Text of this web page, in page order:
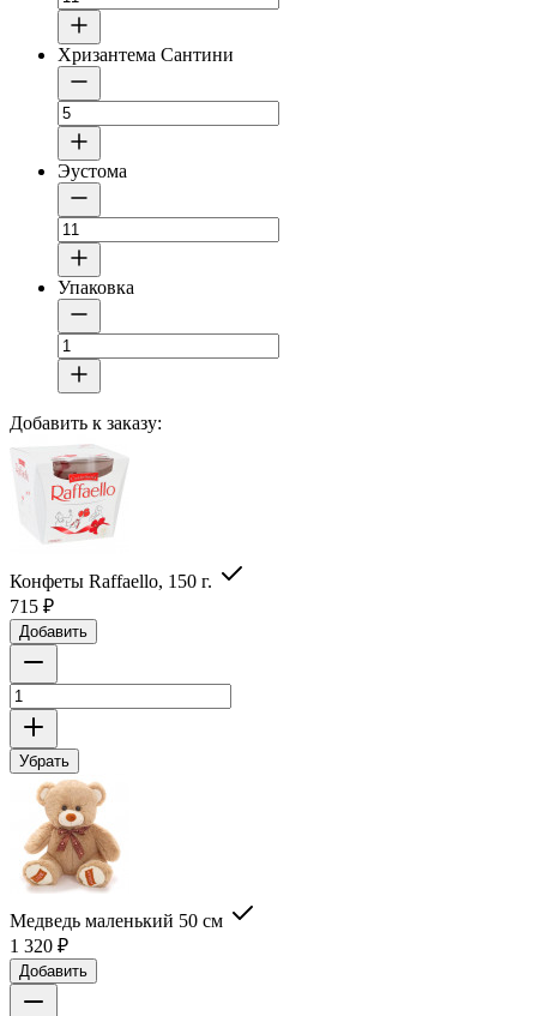
Хризантема Сантини
Эустома
Упаковка
Добавить к заказу:
Конфеты Raffaello, 150 г.
715 ₽
Добавить
Убрать
Медведь маленький 50 см
1 320 ₽
Добавить